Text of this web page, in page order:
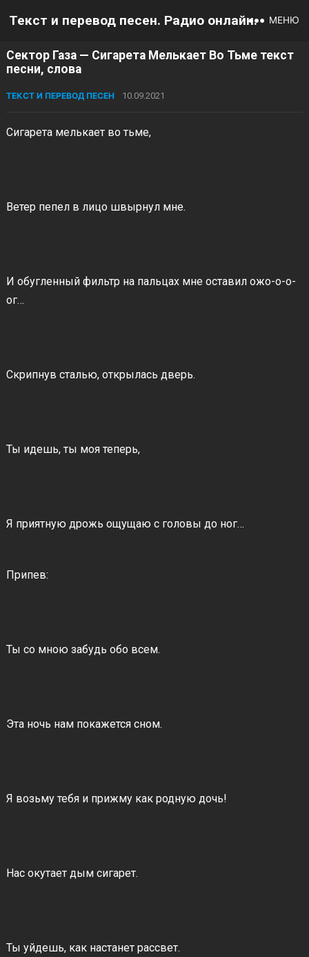
Текст и перевод песен. Радио онлайн. МЕНЮ
Сектор Газа — Сигарета Мелькает Во Тьме текст
песни, слова
ТЕКСТ И ПЕРЕВОД ПЕСЕН 10.09.2021
Сигарета мелькает во тьме,
Ветер пепел в лицо швырнул мне.
И обугленный фильтр на пальцах мне оставил ожо-о-о-
ог…
Скрипнув сталью, открылась дверь.
Ты идешь, ты моя теперь,
Я приятную дрожь ощущаю с головы до ног…
Припев:
Ты со мною забудь обо всем.
Эта ночь нам покажется сном.
Я возьму тебя и прижму как родную дочь!
Нас окутает дым сигарет.
Ты уйдешь, как настанет рассвет.